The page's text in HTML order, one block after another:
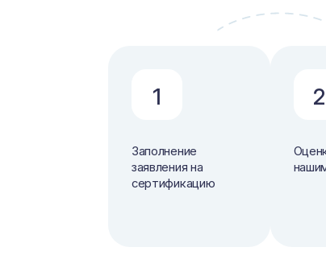
1
Заполнение
заявления на
сертификацию
2